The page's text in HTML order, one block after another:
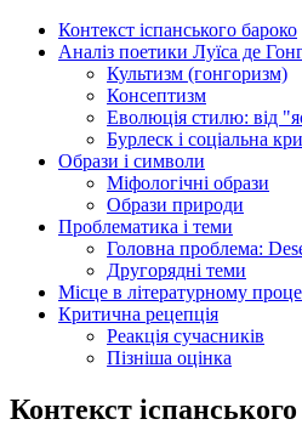
Контекст іспанського бароко
Аналіз поетики Луїса де
Культизм (гонгоризм)
Консептизм
Еволюція стилю: від
Бурлеск і соціальна
Образи і символи
Міфологічні образи
Образи природи
Проблематика і теми
Головна проблема:
Другорядні теми
Місце в літературному
Критична рецепція
Реакція сучасників
Пізніша оцінка
Контекст